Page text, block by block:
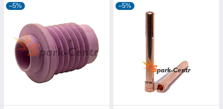
–5% –5%